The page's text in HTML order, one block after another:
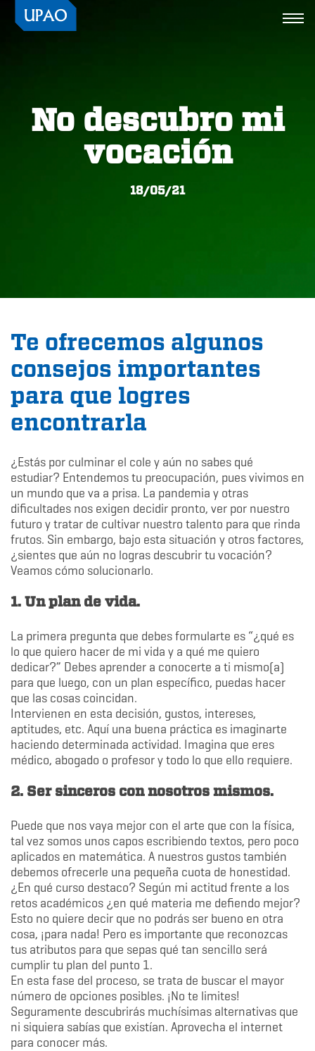
No descubro mi
vocación
18/05/21
Te ofrecemos algunos
consejos importantes
para que logres
encontrarla
¿Estás por culminar el cole y aún no sabes qué
estudiar? Entendemos tu preocupación, pues vivimos en
un mundo que va a prisa. La pandemia y otras
dificultades nos exigen decidir pronto, ver por nuestro
futuro y tratar de cultivar nuestro talento para que rinda
frutos. Sin embargo, bajo esta situación y otros factores,
¿sientes que aún no logras descubrir tu vocación?
Veamos cómo solucionarlo.
1. Un plan de vida.
La primera pregunta que debes formularte es “¿qué es
lo que quiero hacer de mi vida y a qué me quiero
dedicar?” Debes aprender a conocerte a ti mismo(a)
para que luego, con un plan específico, puedas hacer
que las cosas coincidan.
Intervienen en esta decisión, gustos, intereses,
aptitudes, etc. Aquí una buena práctica es imaginarte
haciendo determinada actividad. Imagina que eres
médico, abogado o profesor y todo lo que ello requiere.
2. Ser sinceros con nosotros mismos.
Puede que nos vaya mejor con el arte que con la física,
tal vez somos unos capos escribiendo textos, pero poco
aplicados en matemática. A nuestros gustos también
debemos ofrecerle una pequeña cuota de honestidad.
¿En qué curso destaco? Según mi actitud frente a los
retos académicos ¿en qué materia me defiendo mejor?
Esto no quiere decir que no podrás ser bueno en otra
cosa, ¡para nada! Pero es importante que reconozcas
tus atributos para que sepas qué tan sencillo será
cumplir tu plan del punto 1.
En esta fase del proceso, se trata de buscar el mayor
número de opciones posibles. ¡No te limites!
Seguramente descubrirás muchísimas alternativas que
ni siquiera sabías que existían. Aprovecha el internet
para conocer más.